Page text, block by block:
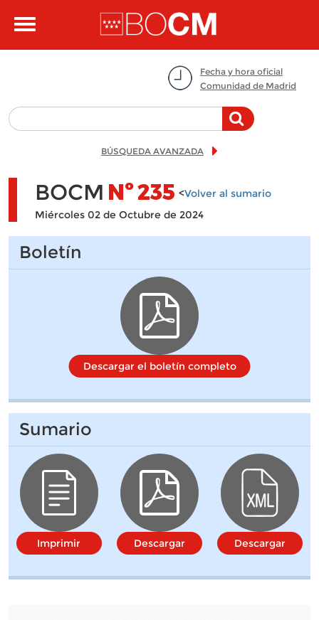
Toggle
Fecha y hora oficial
Comunidad de Madrid
BÚSQUEDA AVANZADA
BOCM Nº235 <Volver al sumario
Miércoles 02 de Octubre de 2024
Boletín
Descargar el boletín completo
Sumario
Imprimir Descargar Descargar